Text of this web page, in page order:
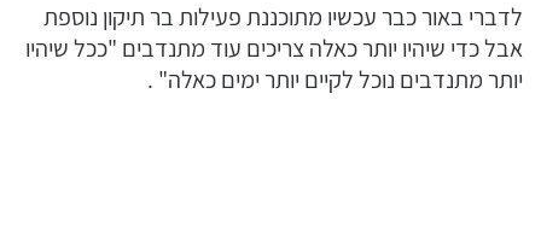
לדברי באור כבר עכשיו מתוכננת פעילות בר תיקון נוספת
אבל כדי שיהיו יותר כאלה צריכים עוד מתנדבים "ככל שיהיו
יותר מתנדבים נוכל לקיים יותר ימים כאלה" .